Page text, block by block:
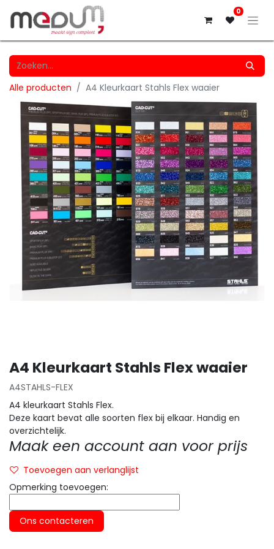
0
Alle producten A4 Kleurkaart Stahls Flex waaier
A4 Kleurkaart Stahls Flex waaier
A4STAHLS-FLEX
A4 kleurkaart Stahls Flex.
Deze kaart bevat alle soorten flex bij elkaar. Handig en
overzichtelijk.
Maak een account aan voor prijs
Toevoegen aan verlanglijst
Opmerking toevoegen:
Ons contacteren